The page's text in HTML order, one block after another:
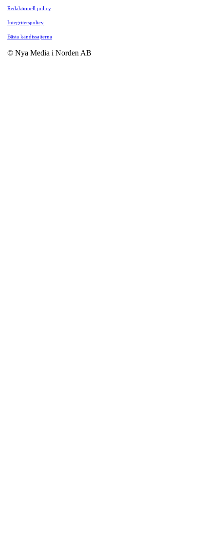
Redaktionell policy
Integritetspolicy
Bästa kändissajterna
© Nya Media i Norden AB